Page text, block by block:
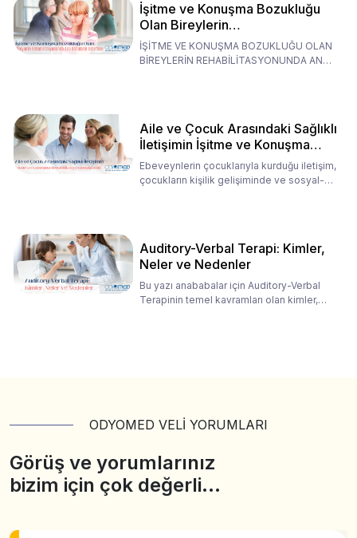
İşitme ve Konuşma Bozukluğu
Olan Bireylerin
Rehabilitasyonunda Ana
Babaların Tutumları
İŞİTME VE KONUŞMA BOZUKLUĞU OLAN
BİREYLERİN REHABİLİTASYONUNDA ANA
Aile ve Çocuk Arasındaki Sağlıklı
İletişimin İşitme ve Konuşma
Rehabilitasyonundaki Rolü
Ebeveynlerin çocuklarıyla kurduğu iletişim,
çocukların kişilik gelişiminde ve sosyal-
Auditory-Verbal Terapi: Kimler,
Neler ve Nedenler
Bu yazı anababalar için Auditory-Verbal
Terapinin temel kavramları olan kimler,
ODYOMED VELİ YORUMLARI
Görüş ve yorumlarınız
bizim için çok değerli…